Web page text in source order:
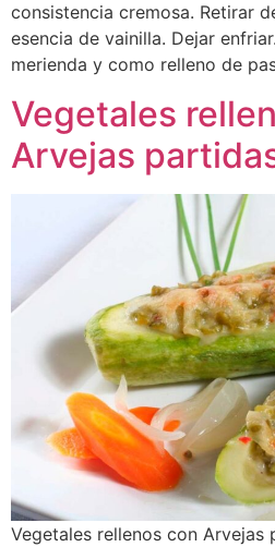
consistencia cremosa. Retirar
esencia de vainilla. Dejar
merienda y como relleno de
Vegetales
Arvejas
Vegetales rellenos con Arvejas